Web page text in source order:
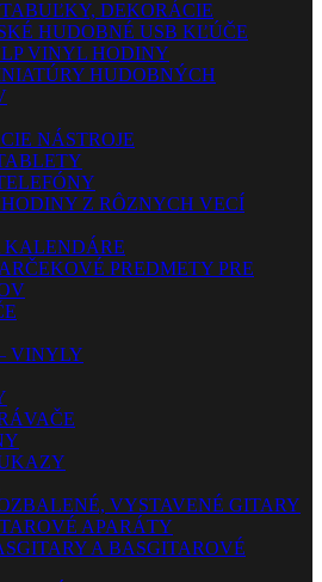
DEKORÁCIE
HUDOBNÉ USB KĽÚČE
VINYL HODINY
HUDOBNÝCH
NÁSTROJE
Z RÔZNYCH VECÍ
KALENDÁRE
PREDMETY PRE
VINYLY
VYSTAVENÉ GITARY
APARÁTY
A BASGITAROVÉ